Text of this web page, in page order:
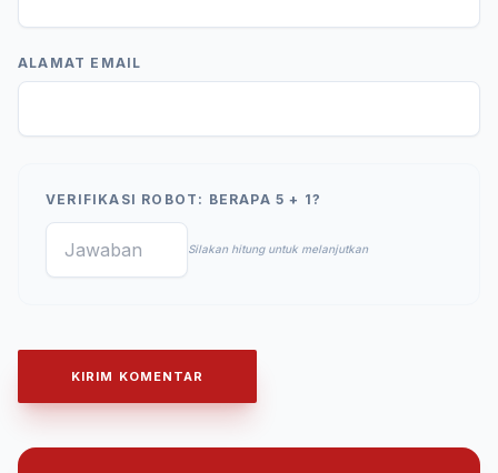
ALAMAT EMAIL
VERIFIKASI ROBOT: BERAPA 5 + 1?
Silakan hitung untuk melanjutkan
KIRIM KOMENTAR